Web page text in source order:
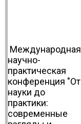
Международная
научно-
практическая
конференция "От
науки до
практики:
современные